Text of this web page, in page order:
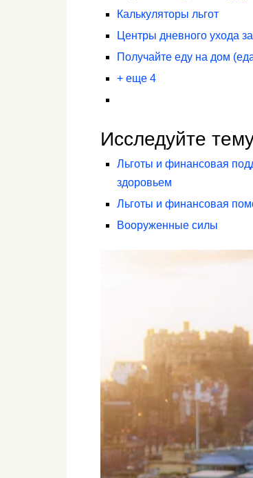
Калькуляторы льгот
Центры дневного ухода
Получайте еду на дом
+ еще 4
Исследуйте
Льготы и финансовая
здоровьем
Льготы и финансовая
Вооруженные силы